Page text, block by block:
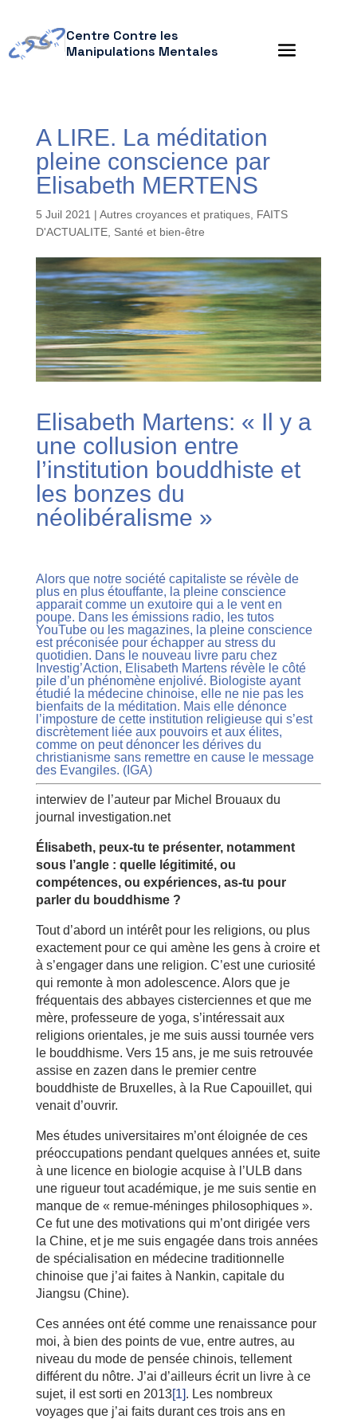
Centre Contre les
Manipulations Mentales
A LIRE. La méditation
pleine conscience par
Elisabeth MERTENS
5 Juil 2021 | Autres croyances et pratiques, FAITS
D'ACTUALITE, Santé et bien-être
Elisabeth Martens: « Il y a
une collusion entre
l’institution bouddhiste et
les bonzes du
néolibéralisme »
Alors que notre société capitaliste se révèle de
plus en plus étouffante, la pleine conscience
apparait comme un exutoire qui a le vent en
poupe. Dans les émissions radio, les tutos
YouTube ou les magazines, la pleine conscience
est préconisée pour échapper au stress du
quotidien. Dans le nouveau livre paru chez
Investig’Action, Elisabeth Martens révèle le côté
pile d’un phénomène enjolivé. Biologiste ayant
étudié la médecine chinoise, elle ne nie pas les
bienfaits de la méditation. Mais elle dénonce
l’imposture de cette institution religieuse qui s’est
discrètement liée aux pouvoirs et aux élites,
comme on peut dénoncer les dérives du
christianisme sans remettre en cause le message
des Evangiles. (IGA)
interwiev de l’auteur par Michel Brouaux du
journal investigation.net
Élisabeth, peux-tu te présenter, notamment
sous l’angle : quelle légitimité, ou
compétences, ou expériences, as-tu pour
parler du bouddhisme ?
Tout d’abord un intérêt pour les religions, ou plus
exactement pour ce qui amène les gens à croire et
à s’engager dans une religion. C’est une curiosité
qui remonte à mon adolescence. Alors que je
fréquentais des abbayes cisterciennes et que me
mère, professeure de yoga, s’intéressait aux
religions orientales, je me suis aussi tournée vers
le bouddhisme. Vers 15 ans, je me suis retrouvée
assise en zazen dans le premier centre
bouddhiste de Bruxelles, à la Rue Capouillet, qui
venait d’ouvrir.
Mes études universitaires m’ont éloignée de ces
préoccupations pendant quelques années et, suite
à une licence en biologie acquise à l’ULB dans
une rigueur tout académique, je me suis sentie en
manque de « remue-méninges philosophiques ».
Ce fut une des motivations qui m’ont dirigée vers
la Chine, et je me suis engagée dans trois années
de spécialisation en médecine traditionnelle
chinoise que j’ai faites à Nankin, capitale du
Jiangsu (Chine).
Ces années ont été comme une renaissance pour
moi, à bien des points de vue, entre autres, au
niveau du mode de pensée chinois, tellement
différent du nôtre. J’ai d’ailleurs écrit un livre à ce
sujet, il est sorti en 2013[1]. Les nombreux
voyages que j’ai faits durant ces trois ans en